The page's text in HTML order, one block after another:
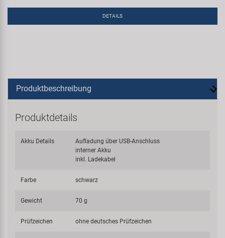
DETAILS
Produktbeschreibung
Produktdetails
Akku Details
Aufladung über USB-Anschluss
interner Akku
inkl. Ladekabel
Farbe schwarz
Gewicht 70 g
Prüfzeichen ohne deutsches Prüfzeichen